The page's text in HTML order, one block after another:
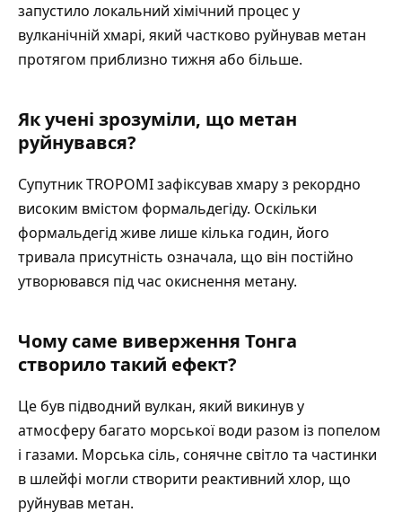
запустило локальний хімічний процес у
вулканічній хмарі, який частково руйнував метан
протягом приблизно тижня або більше.
Як учені зрозуміли, що метан
руйнувався?
Супутник TROPOMI зафіксував хмару з рекордно
високим вмістом формальдегіду. Оскільки
формальдегід живе лише кілька годин, його
тривала присутність означала, що він постійно
утворювався під час окиснення метану.
Чому саме виверження Тонга
створило такий ефект?
Це був підводний вулкан, який викинув у
атмосферу багато морської води разом із попелом
і газами. Морська сіль, сонячне світло та частинки
в шлейфі могли створити реактивний хлор, що
руйнував метан.